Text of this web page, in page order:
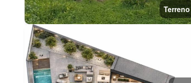
Terreno